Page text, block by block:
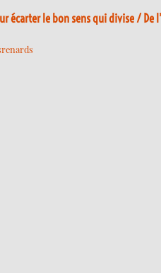
écarter le bon sens qui divise / De